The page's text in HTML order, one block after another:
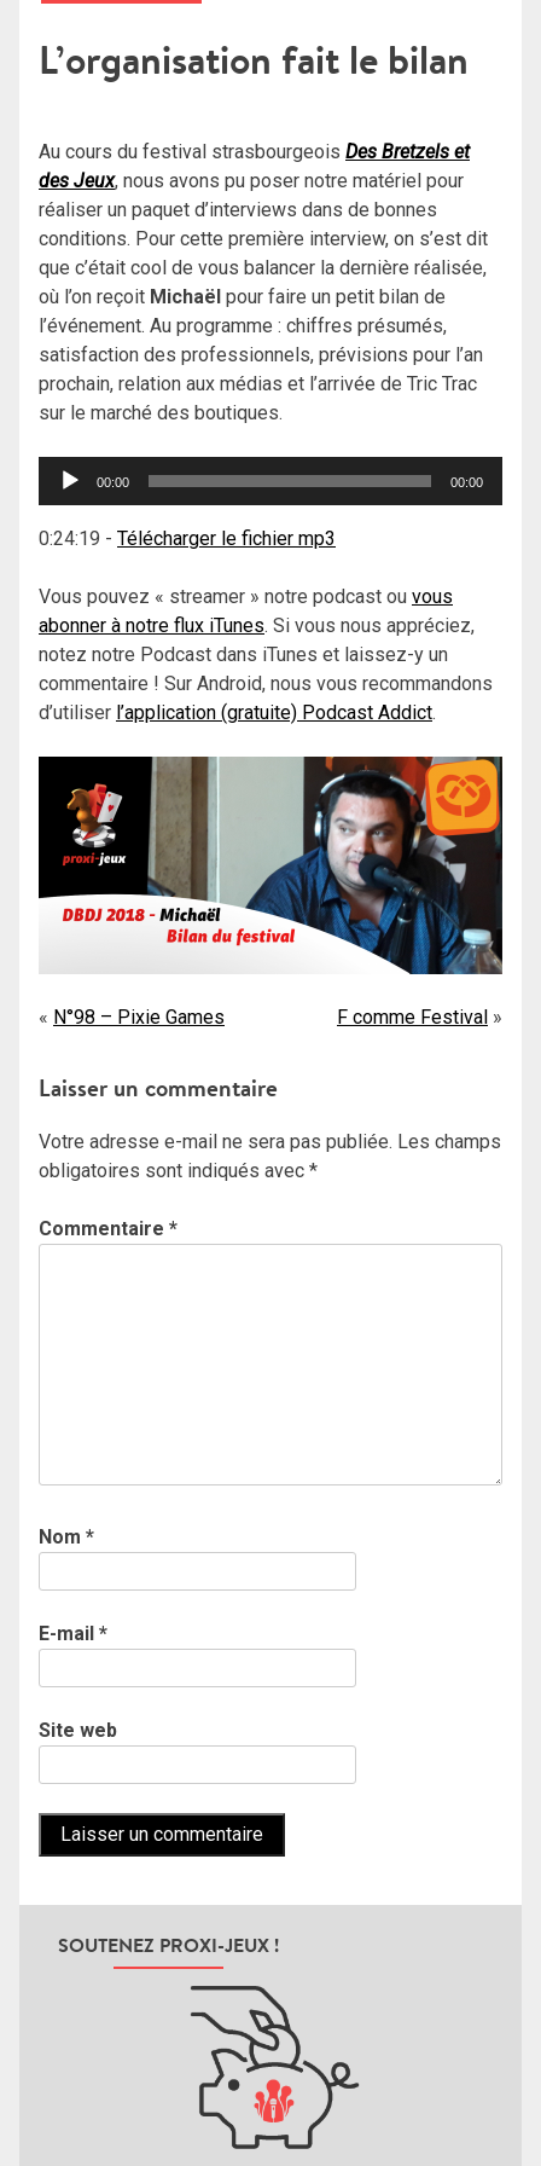
L’organisation fait le bilan
Au cours du festival strasbourgeois Des Bretzels et
des Jeux, nous avons pu poser notre matériel pour
réaliser un paquet d’interviews dans de bonnes
conditions. Pour cette première interview, on s’est dit
que c’était cool de vous balancer la dernière réalisée,
où l’on reçoit Michaël pour faire un petit bilan de
l’événement. Au programme : chiffres présumés,
satisfaction des professionnels, prévisions pour l’an
prochain, relation aux médias et l’arrivée de Tric Trac
sur le marché des boutiques.
Lecteur
00:00 00:00
0:24:19 - Télécharger le fichier mp3
Vous pouvez « streamer » notre podcast ou vous
abonner à notre flux iTunes. Si vous nous appréciez,
notez notre Podcast dans iTunes et laissez-y un
commentaire ! Sur Android, nous vous recommandons
d’utiliser l’application (gratuite) Podcast Addict.
Navigation
l’article
N°98 – Pixie Games F comme Festival
Laisser un commentaire
Votre adresse e-mail ne sera pas publiée. Les champs
obligatoires sont indiqués avec *
Commentaire *
Nom *
E-mail *
Site web
SOUTENEZ PROXI-JEUX !